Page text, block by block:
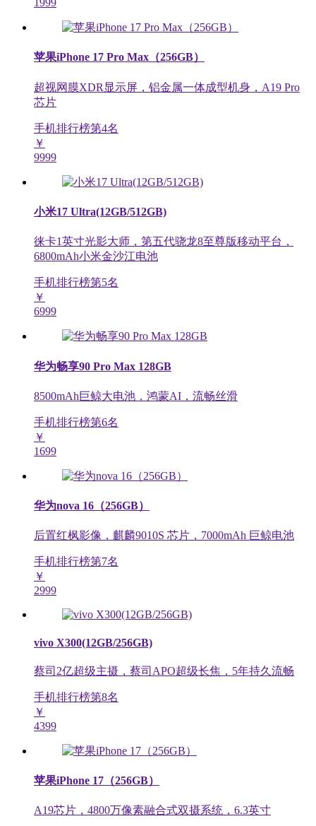
1999
苹果iPhone 17 Pro Max（256GB）
超视网膜XDR显示屏，铝金属一体成型机身，A19 Pro
芯片
手机排行榜第4名
￥
9999
小米17 Ultra(12GB/512GB)
徕卡1英寸光影大师，第五代骁龙8至尊版移动平台，
6800mAh小米金沙江电池
手机排行榜第5名
￥
6999
华为畅享90 Pro Max 128GB
8500mAh巨鲸大电池，鸿蒙AI，流畅丝滑
手机排行榜第6名
￥
1699
华为nova 16（256GB）
后置红枫影像，麒麟9010S 芯片，7000mAh 巨鲸电池
手机排行榜第7名
￥
2999
vivo X300(12GB/256GB)
蔡司2亿超级主摄，蔡司APO超级长焦，5年持久流畅
手机排行榜第8名
￥
4399
苹果iPhone 17（256GB）
A19芯片，4800万像素融合式双摄系统，6.3英寸